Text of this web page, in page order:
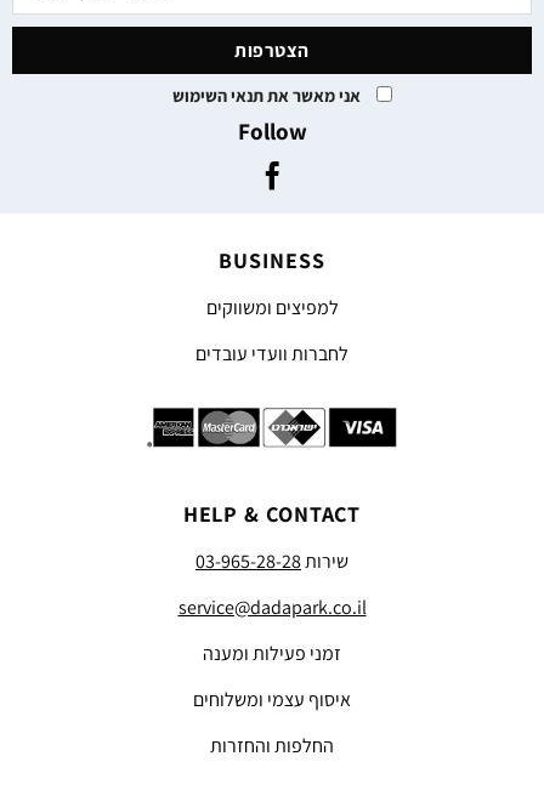
אני מאשר את תנאי השימוש
Follow
BUSINESS
למפיצים ומשווקים
לחברות וועדי עובדים
HELP & CONTACT
שירות03-965-28-28
service@dadapark.co.il
זמני פעילות ומענה
איסוף עצמי ומשלוחים
החלפות והחזרות